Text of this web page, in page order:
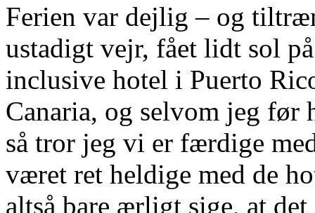
Ferien var dejlig – og
ustadigt vejr, fået lidt sol
inclusive hotel i Puerto
Canaria, og selvom jeg før
så tror jeg vi er færdige
været ret heldige med de
altså bare ærligt sige, at